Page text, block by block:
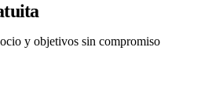
y objetivos sin compromiso